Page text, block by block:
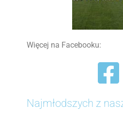
Więcej na Facebooku:
Najmłodszych z